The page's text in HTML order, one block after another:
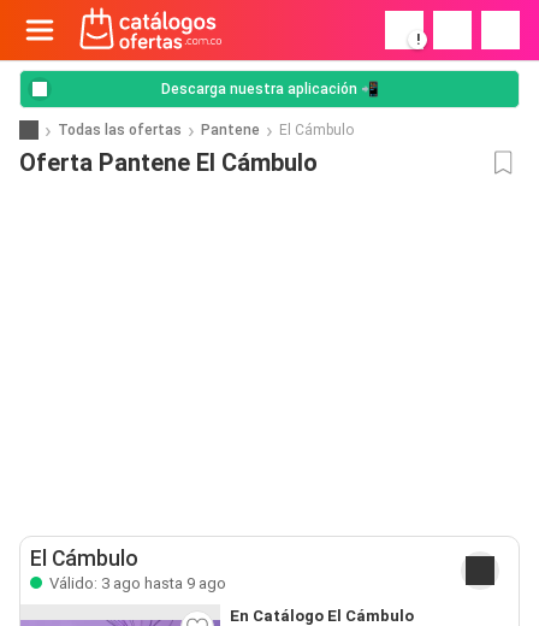
!
Descarga nuestra aplicación 📲
Todas las ofertas Pantene El Cámbulo
Oferta Pantene El Cámbulo
El Cámbulo
Válido: 3 ago hasta 9 ago
En Catálogo El Cámbulo